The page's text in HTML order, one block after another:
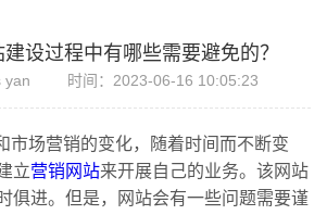
设过程中有哪些需要避免的？
yan 时间：2023-06-16 10:05:23
市场营销的变化，随着时间而不断变
立营销网站来开展自己的业务。该网站
俱进。但是，网站会有一些问题需要谨